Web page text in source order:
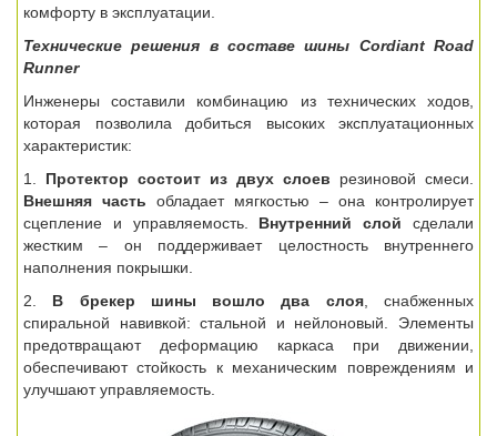
комфорту в эксплуатации.
Технические решения в составе шины Cordiant Road
Runner
Инженеры составили комбинацию из технических ходов,
которая позволила добиться высоких эксплуатационных
характеристик:
1. Протектор состоит из двух слоев резиновой смеси.
Внешняя часть обладает мягкостью – она контролирует
сцепление и управляемость. Внутренний слой сделали
жестким – он поддерживает целостность внутреннего
наполнения покрышки.
2. В брекер шины вошло два слоя, снабженных
спиральной навивкой: стальной и нейлоновый. Элементы
предотвращают деформацию каркаса при движении,
обеспечивают стойкость к механическим повреждениям и
улучшают управляемость.